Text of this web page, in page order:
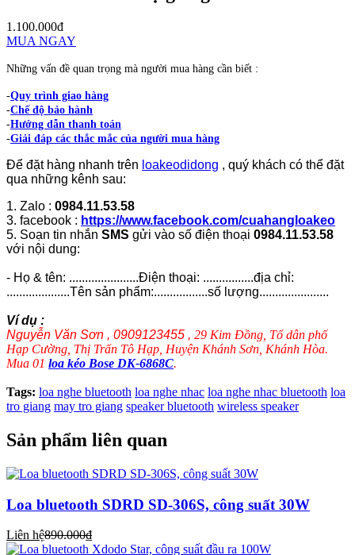
1.100.000đ
MUA NGAY
Những vấn đề quan trọng mà người mua hàng cần biết :
-Quy trình giao hàng
-Chế độ bảo hành
-Hướng dẫn thanh toán
-Giải đáp các thắc mắc của người mua hàng
Để đặt hàng nhanh trên loakeodidong , quý khách có thể đặt
qua những kênh sau:
1. Zalo : 0984.11.53.58
3. facebook : https://www.facebook.com/cuahangloakeo
5. Soạn tin nhắn SMS gửi vào số điện thoại 0984.11.53.58
với nội dung:
- Họ & tên: ......................Điện thoại: ................địa chỉ:
....................Tên sản phẩm:.................số lượng......................
Ví dụ :
Nguyễn Văn Sơn , 0909123455 , 29 Kim Đồng, Tổ dân phố
Hạp Cường, Thị Trấn Tô Hạp, Huyện Khánh Sơn, Khánh Hòa.
Mua 01 loa kéo Bose DK-6868C.
Tags: loa nghe bluetooth loa nghe nhac loa nghe nhac bluetooth loa
tro giang may tro giang speaker bluetooth wireless speaker
Sản phẩm liên quan
Loa bluetooth SDRD SD-306S, công suất 30W
Liên hệ890.000₫